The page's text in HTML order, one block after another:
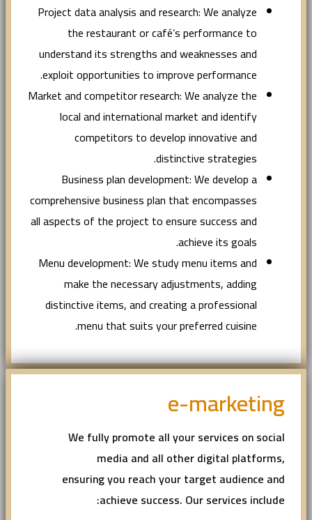
Project data analysis and research: We analyze
the restaurant or café’s performance to
understand its strengths and weaknesses and
exploit opportunities to improve performance.
Market and competitor research: We analyze the
local and international market and identify
competitors to develop innovative and
distinctive strategies.
Business plan development: We develop a
comprehensive business plan that encompasses
all aspects of the project to ensure success and
achieve its goals.
Menu development: We study menu items and
make the necessary adjustments, adding
distinctive items, and creating a professional
menu that suits your preferred cuisine.
e-marketing
We fully promote all your services on social
media and all other digital platforms,
ensuring you reach your target audience and
achieve success. Our services include: